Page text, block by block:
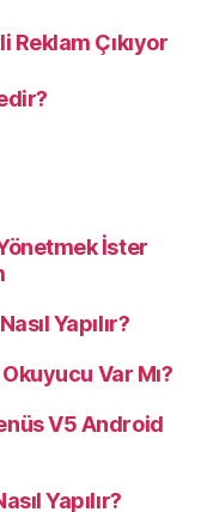
Çıkıyor
İster
Yapılır?
Var Mı?
V5 Android
Yapılır?